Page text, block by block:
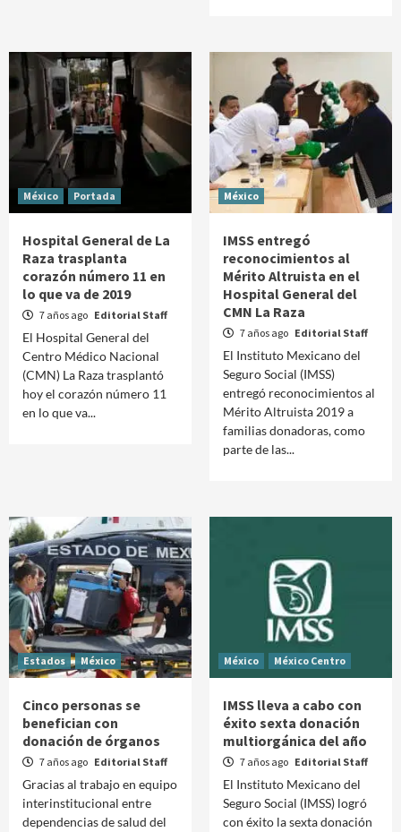
México Portada
Hospital General de La
Raza trasplanta
corazón número 11 en
lo que va de 2019
7 años ago Editorial Staff
El Hospital General del
Centro Médico Nacional
(CMN) La Raza trasplantó
hoy el corazón número 11
en lo que va...
México
IMSS entregó
reconocimientos al
Mérito Altruista en el
Hospital General del
CMN La Raza
7 años ago Editorial Staff
El Instituto Mexicano del
Seguro Social (IMSS)
entregó reconocimientos al
Mérito Altruista 2019 a
familias donadoras, como
parte de las...
Estados México
Cinco personas se
benefician con
donación de órganos
7 años ago Editorial Staff
Gracias al trabajo en equipo
interinstitucional entre
dependencias de salud del
México México Centro
IMSS lleva a cabo con
éxito sexta donación
multiorgánica del año
7 años ago Editorial Staff
El Instituto Mexicano del
Seguro Social (IMSS) logró
con éxito la sexta donación